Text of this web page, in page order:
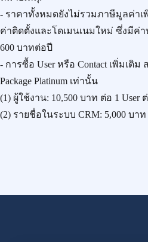
- ราคาทั้งหมดยังไม่รวมภาษีมูลค่าเ
ค่าติดตั้งและโดเมนเนมใหม่ ซึ่งมีค่า
600 บาทต่อปี
- การซื้อ User หรือ Contact เพิ่มเติ
Package Platinum เท่านั้น
(1) ผู้ใช้งาน: 10,500 บาท ต่อ 1 User
(2) รายชื่อในระบบ CRM: 5,000 บาท